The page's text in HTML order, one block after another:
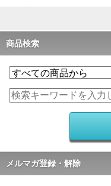
商品検索
メルマガ登録・解除